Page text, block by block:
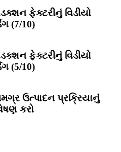
ફેક્ટરીનું વિડીયો
(7/10)
ફેક્ટરીનું વિડીયો
(5/10)
ઉત્પાદન પ્રક્રિયાનું
કરો